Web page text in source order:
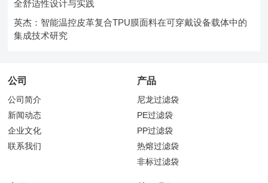
全舒适性设计与实践
英杰：智能温控皮革复合TPU膜面料在可穿戴设备载体中的
集成技术研究
公司
公司简介
新闻动态
企业文化
联系我们
产品
尼龙过滤袋
PE过滤袋
PP过滤袋
热熔过滤袋
非标过滤袋